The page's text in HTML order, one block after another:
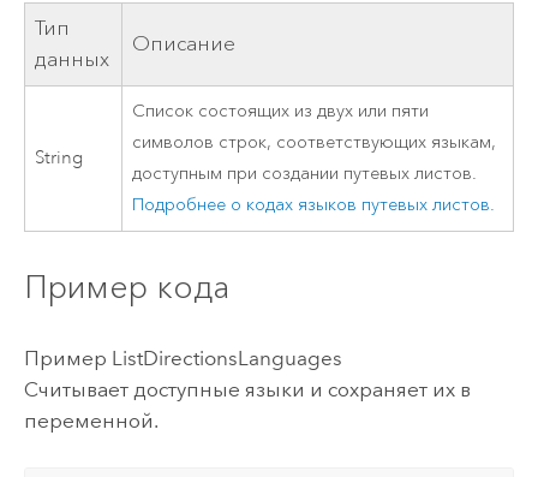
Тип
данных
Описание
String
Список состоящих из двух или пяти
символов строк, соответствующих языкам,
доступным при создании путевых листов.
Подробнее о кодах языков путевых листов.
Пример кода
Пример ListDirectionsLanguages
Считывает доступные языки и сохраняет их в
переменной.